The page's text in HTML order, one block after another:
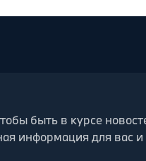
быть в курсе
информация для вас